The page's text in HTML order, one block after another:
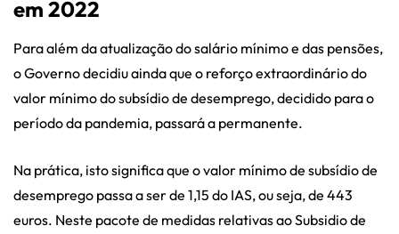
em 2022
Para além da atualização do salário mínimo e das pensões,
o Governo decidiu ainda que o reforço extraordinário do
valor mínimo do subsídio de desemprego, decidido para o
período da pandemia, passará a permanente.
Na prática, isto significa que o valor mínimo de subsídio de
desemprego passa a ser de 1,15 do IAS, ou seja, de 443
euros. Neste pacote de medidas relativas ao Subsidio de